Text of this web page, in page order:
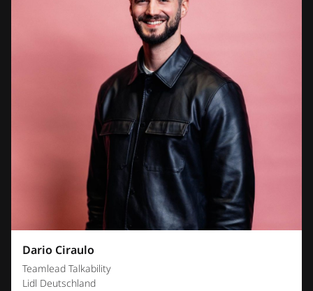
Dario Ciraulo
Teamlead Talkability
Lidl Deutschland